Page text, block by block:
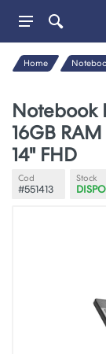
Home
Notebook
16GB RAM
14" FHD
Cod
#551413
Stock